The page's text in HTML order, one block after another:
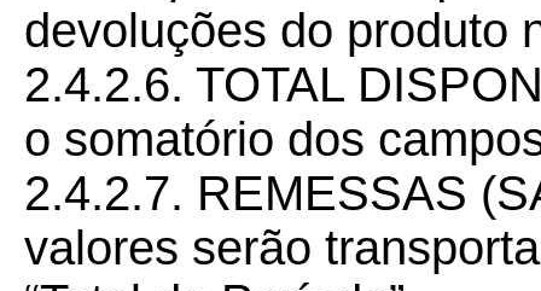
devoluções do produto
2.4.2.6. TOTAL
o somatório dos
2.4.2.7. REMESSAS
valores serão